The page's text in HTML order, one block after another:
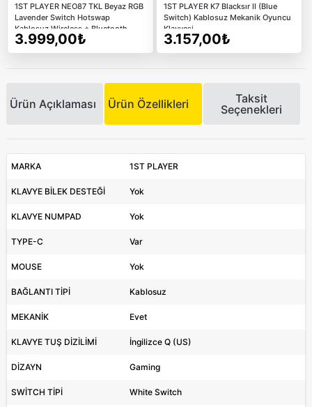
1ST PLAYER NEO87 TKL Beyaz RGB
Lavender Switch Hotswap
Kablosuz Wireless + Bluetooth
Türkçe Mekanik Oyuncu Klavyesi
3.999,00₺
1ST PLAYER K7 Blacksır II (Blue
Switch) Kablosuz Mekanik Oyuncu
Klavyesi
3.157,00₺
Ürün Açıklaması Ürün Özellikleri
Taksit
Seçenekleri
MARKA 1ST PLAYER
KLAVYE BİLEK DESTEĞİ Yok
KLAVYE NUMPAD Yok
TYPE-C Var
MOUSE Yok
BAĞLANTI TİPİ Kablosuz
MEKANİK Evet
KLAVYE TUŞ DİZİLİMİ İngilizce Q (US)
DİZAYN Gaming
SWİTCH TİPİ White Switch